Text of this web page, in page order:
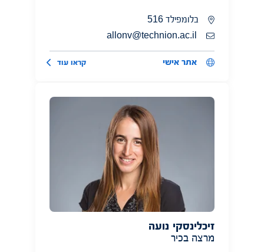
בלומפילד 516
אתר אישי קראו עוד
זיכלינסקי נועה
מרצה בכיר